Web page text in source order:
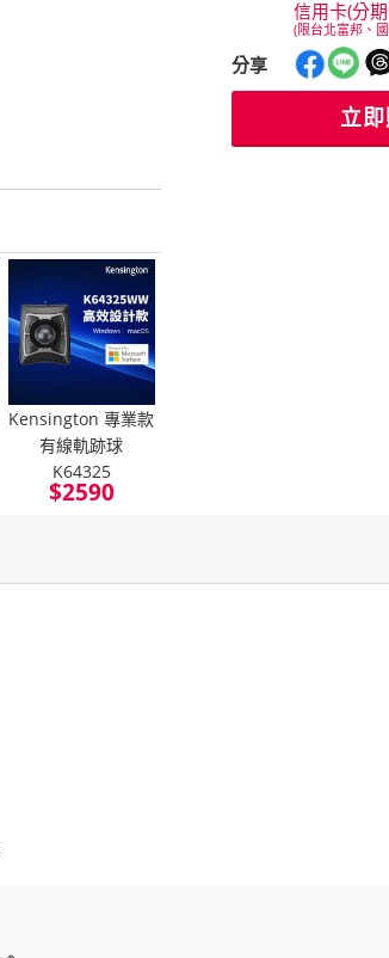
Kensington 專業款
有線軌跡球
K64325
$2590
信用卡(分
(限台北富邦、
分享
立